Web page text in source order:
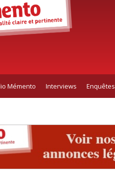
Mémento Interviews Enquêtes